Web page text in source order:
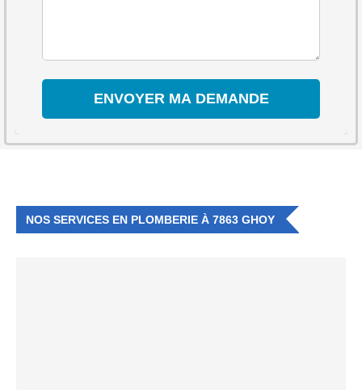
NOS SERVICES EN PLOMBERIE À 7863 GHOY